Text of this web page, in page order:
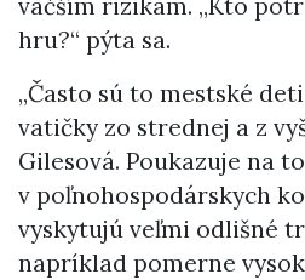
väčším rizikám. „Kto
hru?“ pýta sa.
„Často sú to mestské
vatičky zo strednej a z
Gilesová. Poukazuje na
v poľnohospodárskych
vyskytujú veľmi odlišné
napríklad pomerne